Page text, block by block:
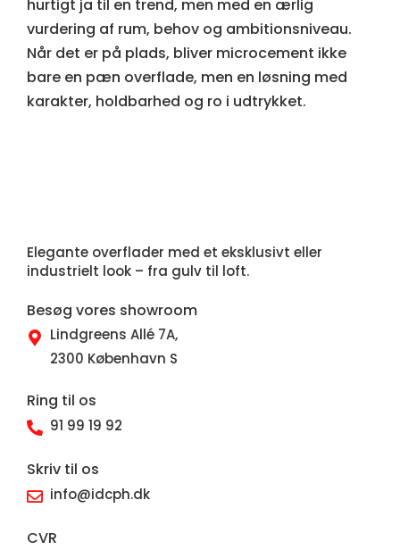
hurtigt ja til en trend, men med en ærlig
vurdering af rum, behov og ambitionsniveau.
Når det er på plads, bliver microcement ikke
bare en pæn overflade, men en løsning med
karakter, holdbarhed og ro i udtrykket.
Elegante overflader med et eksklusivt eller
industrielt look – fra gulv til loft.
Besøg vores showroom
Lindgreens Allé 7A,
2300 København S
Ring til os
91 99 19 92
Skriv til os
info@idcph.dk
CVR